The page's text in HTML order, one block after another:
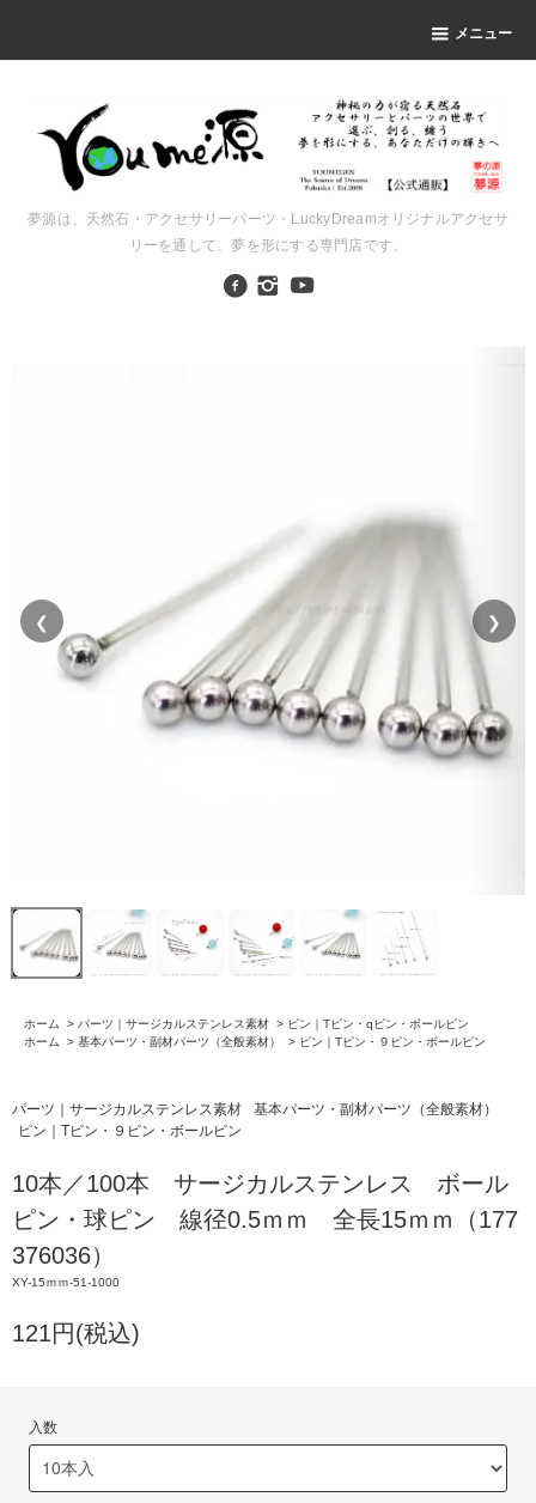
メニュー
夢源は、天然石・アクセサリーパーツ・LuckyDreamオリジナルアクセサ
リーを通して、夢を形にする専門店です。
❮ ❯
ホーム > パーツ｜サージカルステンレス素材 > ピン｜Tピン・qピン・ボールピン
ホーム
> 基本パーツ・副材パーツ（全般素材） > ピン｜Tピン・９ピン・ボールピン
パーツ｜サージカルステンレス素材
基本パーツ・副材パーツ（全般素材）
ピン｜Tピン・９ピン・ボールピン
10本／100本 サージカルステンレス ボール
ピン・球ピン 線径0.5ｍｍ 全長15ｍｍ（177
376036）
XY-15ｍｍ-51-1000
121円(税込)
入数